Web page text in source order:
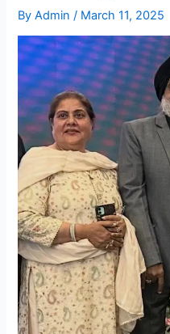
ByAdmin/ March 11, 2025